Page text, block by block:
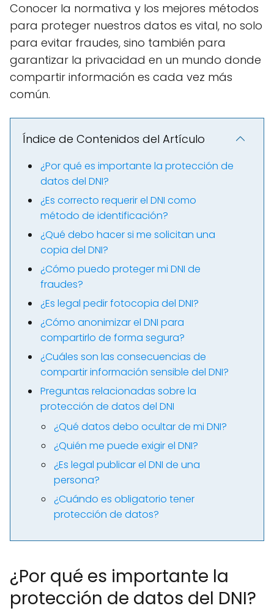
Conocer la normativa y los mejores métodos
para proteger nuestros datos es vital, no solo
para evitar fraudes, sino también para
garantizar la privacidad en un mundo donde
compartir información es cada vez más
común.
Índice de Contenidos del Artículo
¿Por qué es importante la protección de
datos del DNI?
¿Es correcto requerir el DNI como
método de identificación?
¿Qué debo hacer si me solicitan una
copia del DNI?
¿Cómo puedo proteger mi DNI de
fraudes?
¿Es legal pedir fotocopia del DNI?
¿Cómo anonimizar el DNI para
compartirlo de forma segura?
¿Cuáles son las consecuencias de
compartir información sensible del DNI?
Preguntas relacionadas sobre la
protección de datos del DNI
¿Qué datos debo ocultar de mi DNI?
¿Quién me puede exigir el DNI?
¿Es legal publicar el DNI de una
persona?
¿Cuándo es obligatorio tener
protección de datos?
¿Por qué es importante la
protección de datos del DNI?